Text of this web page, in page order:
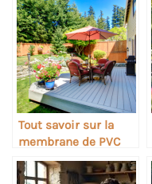
Tout savoir sur la
membrane de PVC
pour patio et
terrasse